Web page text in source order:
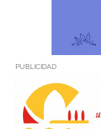
PUBLICIDAD